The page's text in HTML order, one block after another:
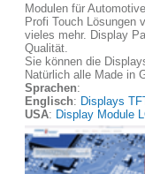
Modulen für
Profi Touch Lösungen
vieles mehr. Display
Qualität.
Sie können die
Natürlich alle Made in
Sprachen:
Englisch: Displays
USA: Display Module